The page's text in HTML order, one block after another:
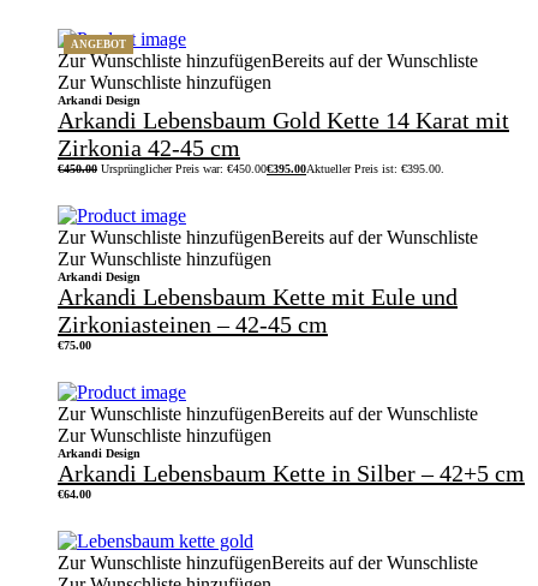
ANGEBOT
Zur Wunschliste hinzufügenBereits auf der Wunschliste
Zur Wunschliste hinzufügen
Arkandi Design
Arkandi Lebensbaum Gold Kette 14 Karat mit
Zirkonia 42-45 cm
€450.00 Ursprünglicher Preis war: €450.00€395.00Aktueller Preis ist: €395.00.
Zur Wunschliste hinzufügenBereits auf der Wunschliste
Zur Wunschliste hinzufügen
Arkandi Design
Arkandi Lebensbaum Kette mit Eule und
Zirkoniasteinen – 42-45 cm
€75.00
Zur Wunschliste hinzufügenBereits auf der Wunschliste
Zur Wunschliste hinzufügen
Arkandi Design
Arkandi Lebensbaum Kette in Silber – 42+5 cm
€64.00
Zur Wunschliste hinzufügenBereits auf der Wunschliste